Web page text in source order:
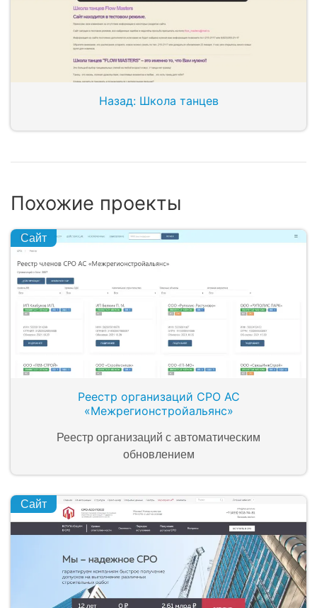
Назад: Школа танцев
Похожие проекты
Сайт
Реестр организаций CРО АС
«Межрегионстройальянс»
Реестр организаций с автоматическим
обновлением
Сайт